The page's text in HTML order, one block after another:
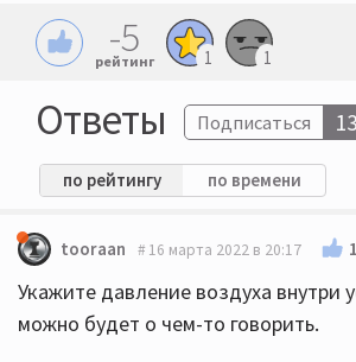
-5
рейтинг 1 1
Ответы Подписаться 13
по рейтингу по времени
tooraan 16 марта 2022 в 20:17
Укажите давление воздуха внутри
можно будет о чем-то говорить.